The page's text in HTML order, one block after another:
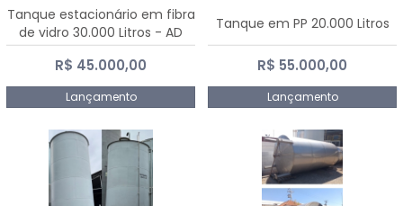
Tanque estacionário em fibra
de vidro 30.000 Litros - AD
Fibras
R$ 45.000,00
Lançamento
Tanque em PP 20.000 Litros
R$ 55.000,00
Lançamento